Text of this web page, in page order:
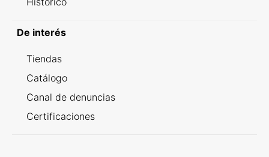
De interés
Tiendas
Catálogo
Canal de denuncias
Certificaciones